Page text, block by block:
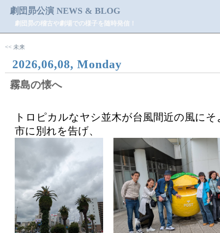
劇団昴公演 NEWS & BLOG
劇団昴の稽古や劇場での様子を随時発信！
<< 未来
2026,06,08, Monday
霧島の懐へ
トロピカルなヤシ並木が台風間近の風に
市に別れを告げ、